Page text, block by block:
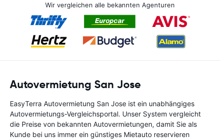
Wir vergleichen alle bekannten Agenturen
Autovermietung San Jose
EasyTerra Autovermietung San Jose ist ein unabhängiges
Autovermietungs-Vergleichsportal. Unser System vergleicht
die Preise von bekannten Autovermietungen, damit Sie als
Kunde bei uns immer ein günstiges Mietauto reservieren